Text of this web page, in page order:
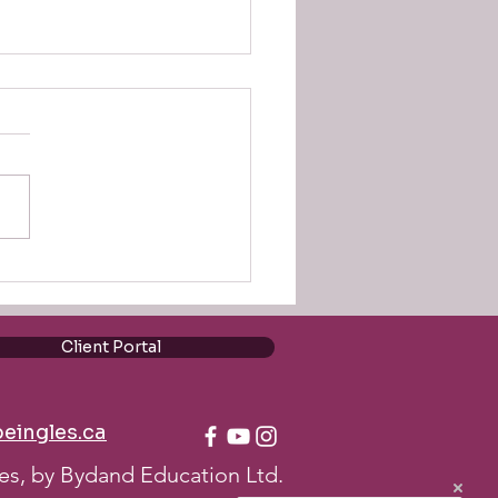
inglés
Client Portal
by Bydand Education Ltd.